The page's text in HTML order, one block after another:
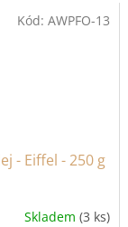
- Eiffel - 250 g
Skladem(3 ks)
Kód:AWPFO-13